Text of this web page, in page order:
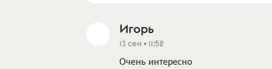
Игорь
13 сен • 11:52
Очень интересно